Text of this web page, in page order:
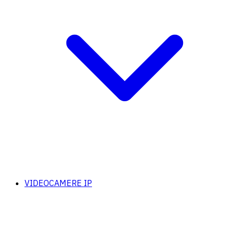
VIDEOCAMERE IP